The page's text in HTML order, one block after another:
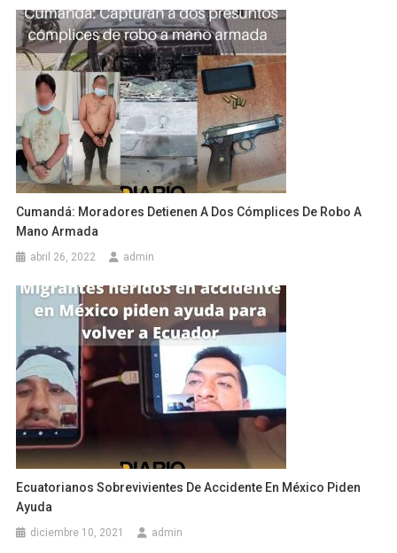
Cumandá: Moradores Detienen A Dos Cómplices De Robo A
Mano Armada
abril 26, 2022 admin
Ecuatorianos Sobrevivientes De Accidente En México Piden
Ayuda
diciembre 10, 2021 admin